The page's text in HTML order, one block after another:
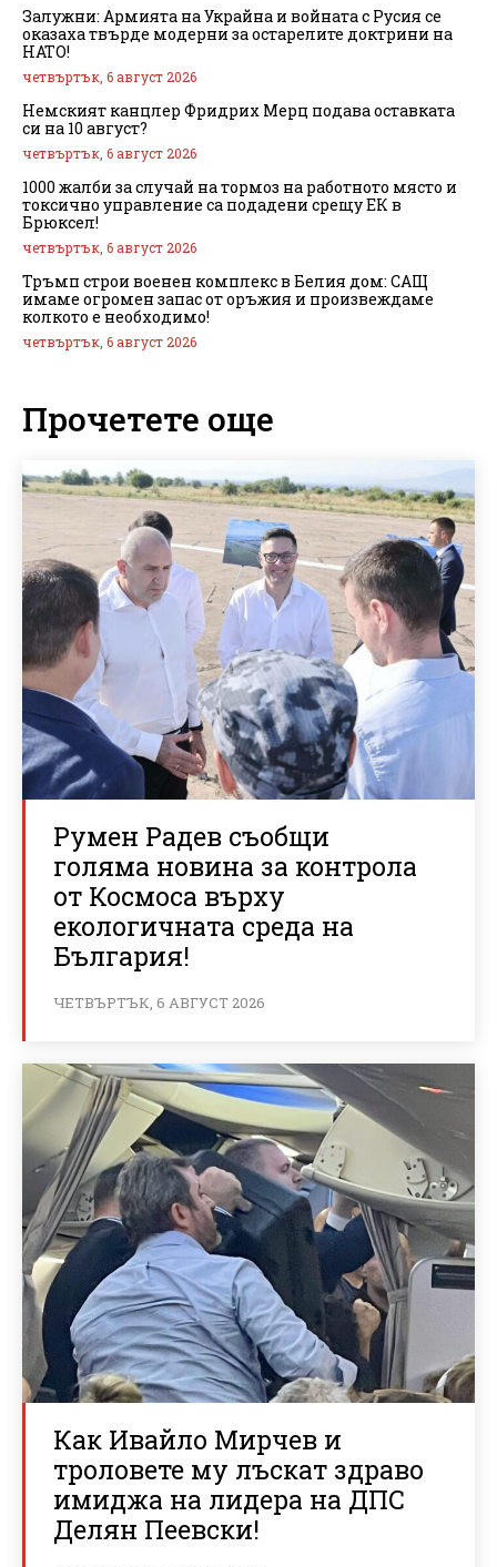
Залужни: Армията на Украйна и войната с Русия се
оказаха твърде модерни за остарелите доктрини на
НАТО!
четвъртък, 6 август 2026
Немският канцлер Фридрих Мерц подава оставката
си на 10 август?
четвъртък, 6 август 2026
1000 жалби за случай на тормоз на работното място и
токсично управление са подадени срещу ЕК в
Брюксел!
четвъртък, 6 август 2026
Тръмп строи военен комплекс в Белия дом: САЩ
имаме огромен запас от оръжия и произвеждаме
колкото е необходимо!
четвъртък, 6 август 2026
Прочетете още
Румен Радев съобщи
голяма новина за контрола
от Космоса върху
екологичната среда на
България!
ЧЕТВЪРТЪК, 6 АВГУСТ 2026
Как Ивайло Мирчев и
троловете му лъскат здраво
имиджа на лидера на ДПС
Делян Пеевски!